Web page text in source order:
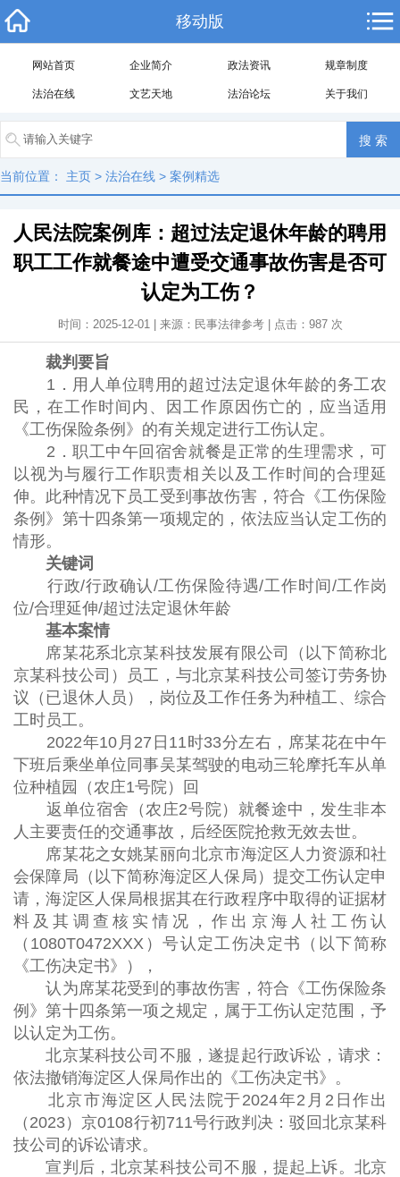
移动版
网站首页 企业简介 政法资讯 规章制度
法治在线 文艺天地 法治论坛 关于我们
当前位置： 主页 > 法治在线 > 案例精选
人民法院案例库：超过法定退休年龄的聘用
职工工作就餐途中遭受交通事故伤害是否可
认定为工伤？
时间：2025-12-01 | 来源：民事法律参考 | 点击： 987 次
裁判要旨
1．用人单位聘用的超过法定退休年龄的务工农
民，在工作时间内、因工作原因伤亡的，应当适用
《工伤保险条例》的有关规定进行工伤认定。
2．职工中午回宿舍就餐是正常的生理需求，可
以视为与履行工作职责相关以及工作时间的合理延
伸。此种情况下员工受到事故伤害，符合《工伤保险
条例》第十四条第一项规定的，依法应当认定工伤的
情形。
关键词
行政/行政确认/工伤保险待遇/工作时间/工作岗
位/合理延伸/超过法定退休年龄
基本案情
席某花系北京某科技发展有限公司（以下简称北
京某科技公司）员工，与北京某科技公司签订劳务协
议（已退休人员），岗位及工作任务为种植工、综合
工时员工。
2022年10月27日11时33分左右，席某花在中午
下班后乘坐单位同事吴某驾驶的电动三轮摩托车从单
位种植园（农庄1号院）回
返单位宿舍（农庄2号院）就餐途中，发生非本
人主要责任的交通事故，后经医院抢救无效去世。
席某花之女姚某丽向北京市海淀区人力资源和社
会保障局（以下简称海淀区人保局）提交工伤认定申
请，海淀区人保局根据其在行政程序中取得的证据材
料及其调查核实情况，作出京海人社工伤认
（1080T0472XXX）号认定工伤决定书（以下简称
《工伤决定书》），
认为席某花受到的事故伤害，符合《工伤保险条
例》第十四条第一项之规定，属于工伤认定范围，予
以认定为工伤。
北京某科技公司不服，遂提起行政诉讼，请求：
依法撤销海淀区人保局作出的《工伤决定书》。
北京市海淀区人民法院于2024年2月2日作出
（2023）京0108行初711号行政判决：驳回北京某科
技公司的诉讼请求。
宣判后，北京某科技公司不服，提起上诉。北京